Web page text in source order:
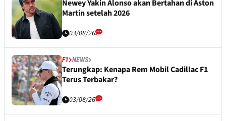
Newey Yakin Alonso akan Bertahan di Aston
Martin setelah 2026
03/08/26
F1 NEWS
Terungkap: Kenapa Rem Mobil Cadillac F1
Terus Terbakar?
03/08/26